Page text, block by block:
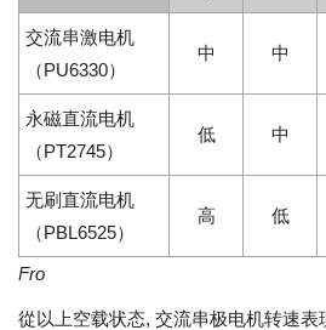
交流串激电机
（PU6330）
中 中
永磁直流电机
（PT2745）
低 中
无刷直流电机
（PBL6525）
高 低
Fro
從以上空载状态, 交流串极电机转速